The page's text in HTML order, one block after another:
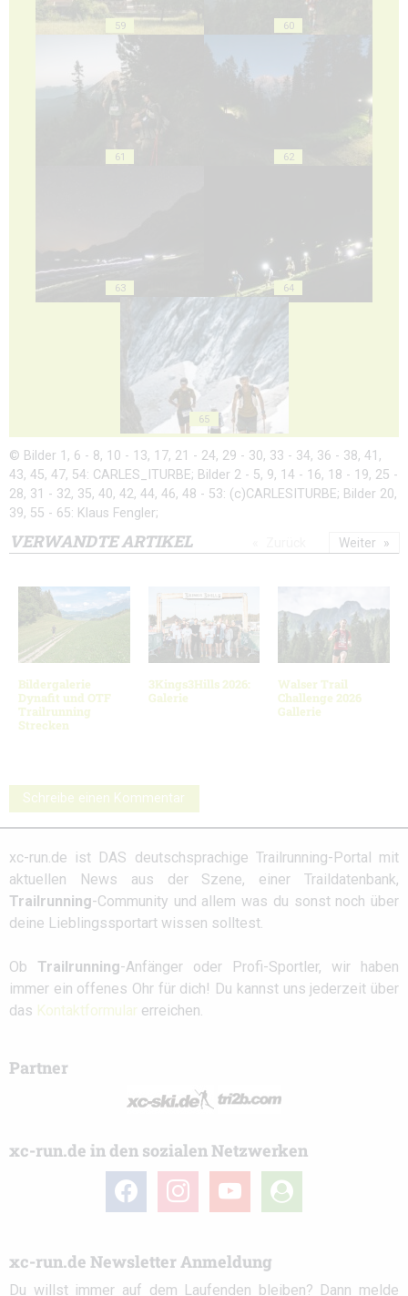
59 60
61 62
63 64
65
© Bilder 1, 6 - 8, 10 - 13, 17, 21 - 24, 29 - 30, 33 - 34, 36 - 38, 41,
43, 45, 47, 54: CARLES_ITURBE; Bilder 2 - 5, 9, 14 - 16, 18 - 19, 25 -
28, 31 - 32, 35, 40, 42, 44, 46, 48 - 53: (c)CARLESITURBE; Bilder 20,
39, 55 - 65: Klaus Fengler;
VERWANDTE ARTIKEL
Bildergalerie
Dynafit und OTF
Trailrunning
Strecken
3Kings3Hills 2026:
Galerie
Walser Trail
Challenge 2026
Gallerie
Weiter
Schreibe einen Kommentar
xc-run.de ist DAS deutschsprachige Trailrunning-Portal mit
aktuellen News aus der Szene, einer Traildatenbank,
Trailrunning-Community und allem was du sonst noch über
deine Lieblingssportart wissen solltest.
Ob Trailrunning-Anfänger oder Profi-Sportler, wir haben
immer ein offenes Ohr für dich! Du kannst uns jederzeit über
das Kontaktformular erreichen.
Partner
xc-run.de in den sozialen Netzwerken
facebook instagramyoutube
user-
circle
xc-run.de Newsletter Anmeldung
Du willst immer auf dem Laufenden bleiben? Dann melde